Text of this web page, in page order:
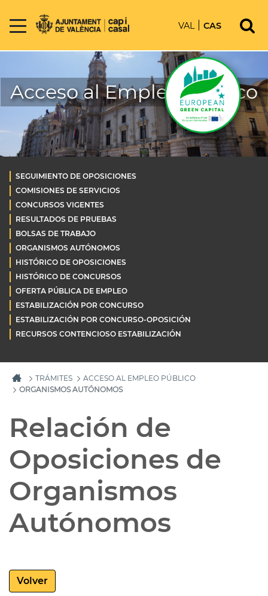
VAL CAS
Acceso al Empleo Público
SEGUIMIENTO DE OPOSICIONES
COMISIONES DE SERVICIOS
CONCURSOS VIGENTES
RESULTADOS DE PRUEBAS
BOLSAS DE TRABAJO
ORGANISMOS AUTÓNOMOS
HISTÓRICO DE OPOSICIONES
HISTÓRICO DE CONCURSOS
OFERTA PÚBLICA DE EMPLEO
ESTABILIZACIÓN POR CONCURSO
ESTABILIZACIÓN POR CONCURSO-OPOSICIÓN
RECURSOS CONTENCIOSO ESTABILIZACIÓN
TRÁMITES
ACCESO AL EMPLEO PÚBLICO
ORGANISMOS AUTÓNOMOS
Relación de
Oposiciones de
Organismos
Autónomos
Volver